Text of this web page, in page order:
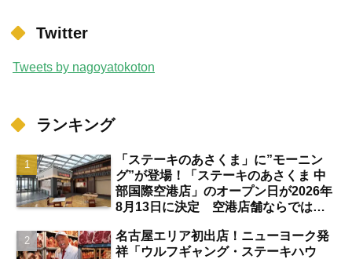
Twitter
Tweets by nagoyatokoton
ランキング
「ステーキのあさくま」に”モーニン
グ”が登場！「ステーキのあさくま 中
部国際空港店」のオープン日が2026年
8月13日に決定 空港店舗ならではの
名古屋エリア初出店！ニューヨーク発
祥「ウルフギャング・ステーキハウ